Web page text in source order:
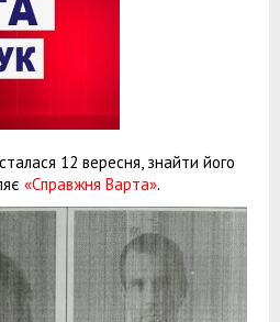
12 вересня, знайти його
«Справжня Варта».